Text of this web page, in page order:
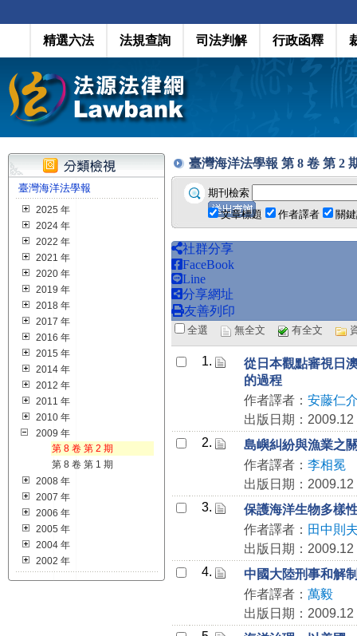
精選六法 法規查詢 司法判解 行政函釋
臺灣海洋法學報
2025 年
2024 年
2022 年
2021 年
2020 年
2019 年
2018 年
2017 年
2016 年
2015 年
2014 年
2012 年
2011 年
2010 年
2009 年
第 8 卷 第 2 期
第 8 卷 第 1 期
2008 年
2007 年
2006 年
2005 年
2004 年
2002 年
臺灣海洋法學報 第 8 卷 第 2
期刊檢索
文章標題
作者譯者 關
社群分享
FaceBook
Line
分享網址
友善列印
全選 無全文 有全文
1.
從日本觀點審視日
的過程
作者譯者： 安藤仁
出版日期：2009.12
2.
島嶼糾紛與漁業之
作者譯者： 李相冕
出版日期：2009.12
3.
保護海洋生物多樣
作者譯者： 田中則
出版日期：2009.12
4.
中國大陸刑事和解
作者譯者： 萬毅
出版日期：2009.12